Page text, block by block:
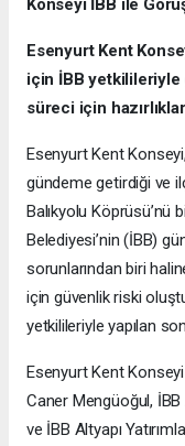
Konseyi İBB ile
Esenyurt Kent
için İBB yetkilileriyle
süreci için
Esenyurt Kent
gündeme getirdiği ve
Balıkyolu Köprüsü’nü
Belediyesi’nin (İBB)
sorunlarından biri
için güvenlik riski
yetkilileriyle yapılan
Esenyurt Kent
Caner Mengüoğul,
ve İBB Altyapı